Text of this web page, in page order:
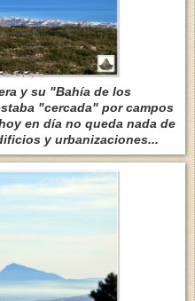
y su "Bahía de los
"cercada" por campos
en día no queda nada de
y urbanizaciones...